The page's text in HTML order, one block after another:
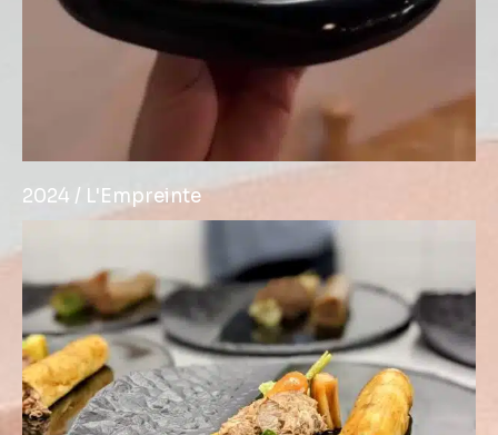
2024 / L'Empreinte